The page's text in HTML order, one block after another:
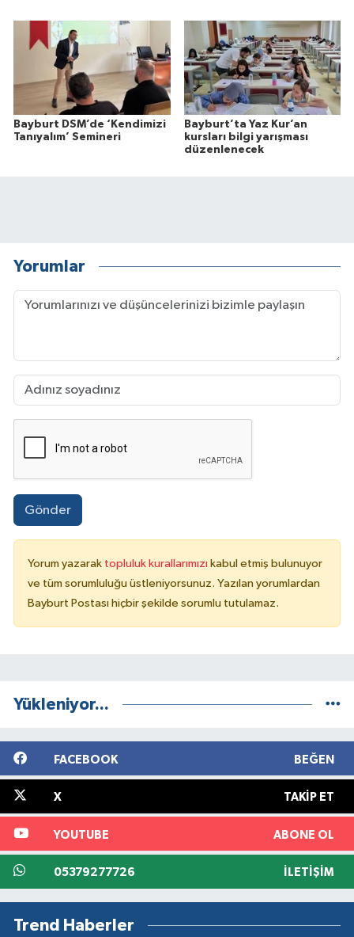
Bayburt DSM’de ‘Kendimizi
Tanıyalım’ Semineri
Bayburt’ta Yaz Kur’an
kursları bilgi yarışması
düzenlenecek
Yorumlar
Gönder
Yorum yazarak topluluk kurallarımızı kabul etmiş bulunuyor
ve tüm sorumluluğu üstleniyorsunuz. Yazılan yorumlardan
Bayburt Postası hiçbir şekilde sorumlu tutulamaz.
Yükleniyor...
FACEBOOK BEĞEN
X TAKIP ET
YOUTUBE ABONE OL
05379277726 İLETIŞIM
Trend Haberler